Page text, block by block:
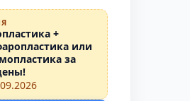
+
или
за